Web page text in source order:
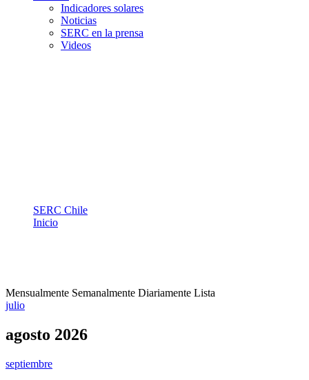
Indicadores solares
Noticias
SERC en la prensa
Videos
SERC Chile
Inicio
Mensualmente Semanalmente Diariamente Lista
julio
agosto 2026
septiembre